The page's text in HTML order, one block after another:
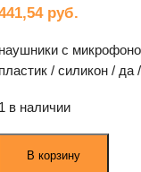
руб.
наушники с
пластик / силикон /
1 в наличии
товара
В корзину